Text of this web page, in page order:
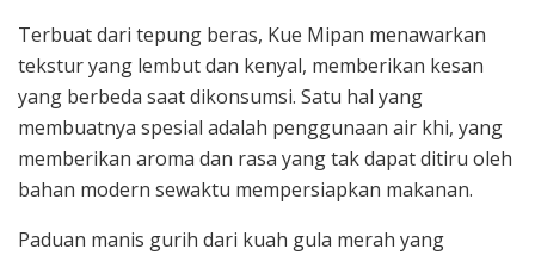
Terbuat dari tepung beras, Kue Mipan menawarkan
tekstur yang lembut dan kenyal, memberikan kesan
yang berbeda saat dikonsumsi. Satu hal yang
membuatnya spesial adalah penggunaan air khi, yang
memberikan aroma dan rasa yang tak dapat ditiru oleh
bahan modern sewaktu mempersiapkan makanan.
Paduan manis gurih dari kuah gula merah yang